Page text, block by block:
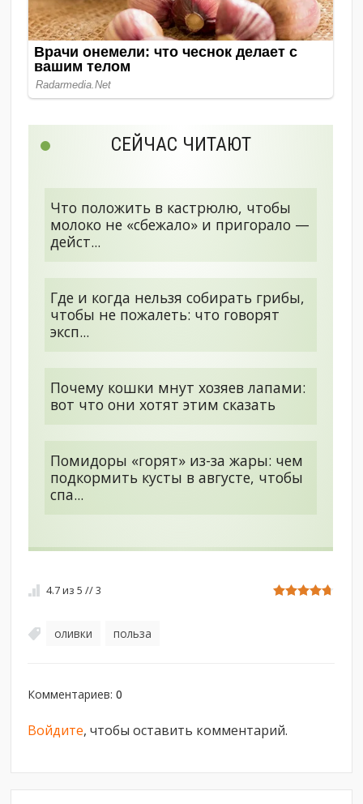
СЕЙЧАС ЧИТАЮТ
Что положить в кастрюлю, чтобы
молоко не «сбежало» и пригорало —
дейст...
Где и когда нельзя собирать грибы,
чтобы не пожалеть: что говорят
эксп...
Почему кошки мнут хозяев лапами:
вот что они хотят этим сказать
Помидоры «горят» из-за жары: чем
подкормить кусты в августе, чтобы
спа...
4.7из5 //3
оливки польза
Комментариев:0
Войдите, чтобы оставить комментарий.